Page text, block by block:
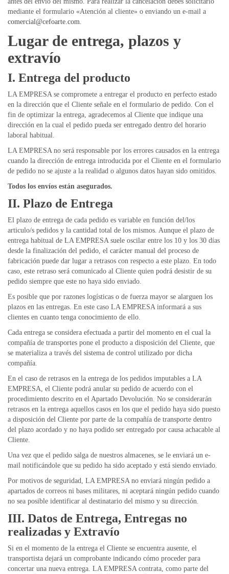
mediante el formulario «Atención al cliente» o enviando un e-mail a
comercial@cefoarte.com.
Lugar de entrega, plazos y
extravío
I. Entrega del producto
LA EMPRESA se compromete a entregar el producto en perfecto estado
en la dirección que el Cliente señale en el formulario de pedido. Con el
fin de optimizar la entrega, agradecemos al Cliente que indique una
dirección en la cual el pedido pueda ser entregado dentro del horario
laboral habitual.
LA EMPRESA no será responsable por los errores causados en la entrega
cuando la dirección de entrega introducida por el Cliente en el formulario
de pedido no se ajuste a la realidad o algunos datos hayan sido omitidos.
Todos los envíos están asegurados.
II. Plazo de Entrega
El plazo de entrega de cada pedido es variable en función del/los
articulo/s pedidos y la cantidad total de los mismos. Aunque el plazo de
entrega habitual de LA EMPRESA suele oscilar entre los 10 y los 30 días
desde la finalización del pedido, el carácter manual del proceso de
fabricación puede dar lugar a retrasos con respecto a este plazo. En todo
caso, este retraso será comunicado al Cliente quien podrá desistir de su
pedido siempre que este no haya sido enviado.
Es posible que por razones logísticas o de fuerza mayor se alarguen los
plazos en las entregas. En este caso LA EMPRESA informará a sus
clientes en cuanto tenga conocimiento de ello.
Cada entrega se considera efectuada a partir del momento en el cual la
compañía de transportes pone el producto a disposición del Cliente, que
se materializa a través del sistema de control utilizado por dicha
compañía.
En el caso de retrasos en la entrega de los pedidos imputables a LA
EMPRESA, el Cliente podrá anular su pedido de acuerdo con el
procedimiento descrito en el Apartado Devolución. No se considerarán
retrasos en la entrega aquellos casos en los que el pedido haya sido puesto
a disposición del Cliente por parte de la compañía de transporte dentro
del plazo acordado y no haya podido ser entregado por causa achacable al
Cliente.
Una vez que el pedido salga de nuestros almacenes, se le enviará un e-
mail notificándole que su pedido ha sido aceptado y está siendo enviado.
Por motivos de seguridad, LA EMPRESA no enviará ningún pedido a
apartados de correos ni bases militares, ni aceptará ningún pedido cuando
no sea posible identificar al destinatario del mismo y su dirección.
III. Datos de Entrega, Entregas no
realizadas y Extravío
Si en el momento de la entrega el Cliente se encuentra ausente, el
transportista dejará un comprobante indicando cómo proceder para
concertar una nueva entrega. LA EMPRESA contrata, como parte del